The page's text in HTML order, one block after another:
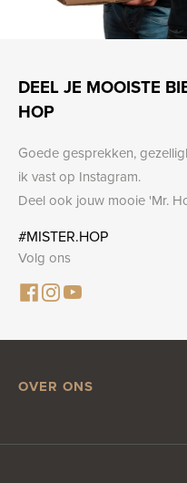
DEEL JE MOOISTE
HOP
Goede gesprekken,
ik vast op Instagram.
Deel ook jouw mooie 'Mr.
#MISTER.HOP
Volg ons
OVER ONS